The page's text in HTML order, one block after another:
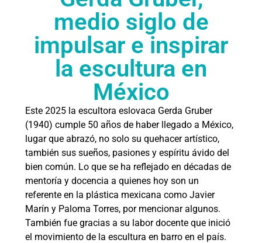
medio siglo de
impulsar e inspirar
la escultura en
México
Este 2025 la escultora eslovaca Gerda Gruber
(1940) cumple 50 años de haber llegado a México,
lugar que abrazó, no solo su quehacer artístico,
también sus sueños, pasiones y espíritu ávido del
bien común. Lo que se ha reflejado en décadas de
mentoría y docencia a quienes hoy son un
referente en la plástica mexicana como Javier
Marín y Paloma Torres, por mencionar algunos.
También fue gracias a su labor docente que inició
el movimiento de la escultura en barro en el país.